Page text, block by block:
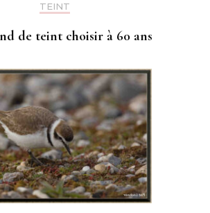
TEINT
de teint choisir à 60 ans